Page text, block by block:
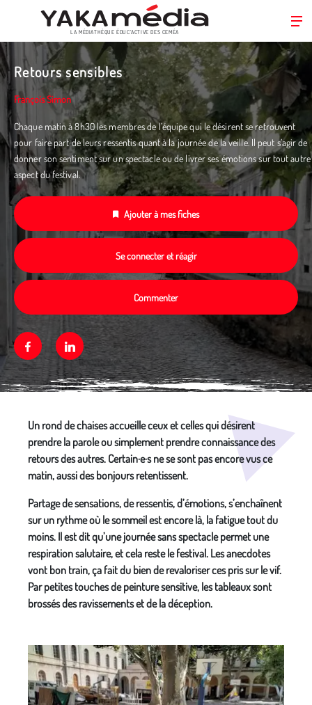
Aller
au
contenu
principal
LA MÉDIATHÈQUE ÉDUC’ACTIVE DES CEMÉA
Retours sensibles
François Simon
Chaque matin à 8h30 les membres de l’équipe qui le désirent se retrouvent
pour faire part de leurs ressentis quant à la journée de la veille. Il peut s’agir de
donner son sentiment sur un spectacle ou de livrer ses émotions sur tout autre
aspect du festival.
Ajouter à mes fiches
Se connecter et réagir
Commenter
FacebookLinkedin
Un rond de chaises accueille ceux et celles qui désirent
prendre la parole ou simplement prendre connaissance des
retours des autres. Certain·e·s ne se sont pas encore vus ce
matin, aussi des bonjours retentissent.
Partage de sensations, de ressentis, d’émotions, s’enchaînent
sur un rythme où le sommeil est encore là, la fatigue tout du
moins. Il est dit qu’une journée sans spectacle permet une
respiration salutaire, et cela reste le festival. Les anecdotes
vont bon train, ça fait du bien de revaloriser ces pris sur le vif.
Par petites touches de peinture sensitive, les tableaux sont
brossés des ravissements et de la déception.